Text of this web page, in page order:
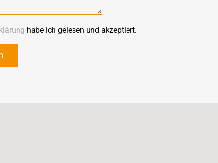
habe ich gelesen und akzeptiert.